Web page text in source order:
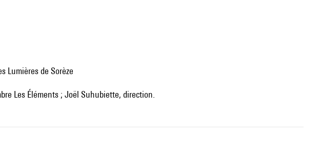
Lumières de Sorèze
Les Éléments ; Joël Suhubiette, direction.